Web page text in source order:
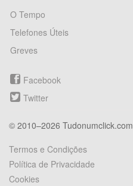
O Tempo
Telefones Úteis
Greves
Facebook
Twitter
© 2010–2026 Tudonumclick.com
Termos e Condições
Política de Privacidade
Cookies